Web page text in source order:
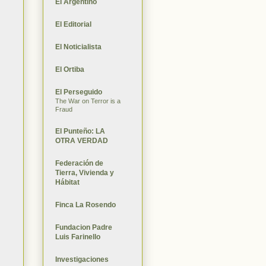
El Editorial
El Noticialista
El Ortiba
El Perseguido
The War on Terror is a
Fraud
El Punteño: LA
OTRA VERDAD
Federación de
Tierra, Vivienda y
Hábitat
Finca La Rosendo
Fundacion Padre
Luis Farinello
Investigaciones